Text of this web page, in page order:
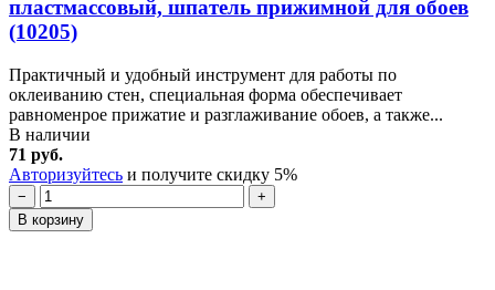
пластмассовый, шпатель прижимной для обоев
(10205)
Практичный и удобный инструмент для работы по
оклеиванию стен, специальная форма обеспечивает
равноменрое прижатие и разглаживание обоев, а также...
В наличии
71 руб.
Авторизуйтесь и получите скидку 5%
−
+
В корзину